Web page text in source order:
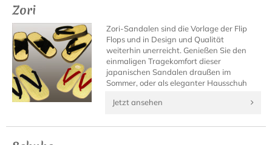
Zori
Zori-Sandalen sind die Vorlage der Flip
Flops und in Design und Qualität
weiterhin unerreicht. Genießen Sie den
einmaligen Tragekomfort dieser
japanischen Sandalen draußen im
Sommer, oder als eleganter Hausschuh
Jetzt ansehen